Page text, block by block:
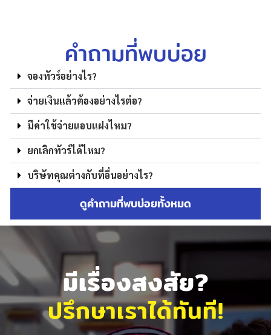
คำถามที่พบบ่อย
จองทัวร์อย่างไร?
จ่ายเงินแล้วต้องอย่างไรต่อ?
มีค่าใช้จ่ายแอบแฝงไหม?
ยกเลิกทัวร์ได้ไหม?
บริษัทคุณต่างกับที่อื่นอย่างไร?
ดูคำถามที่พบบ่อยทั้งหมด
มีเรื่องสงสัย?
ปรึกษาเราได้ทันที!